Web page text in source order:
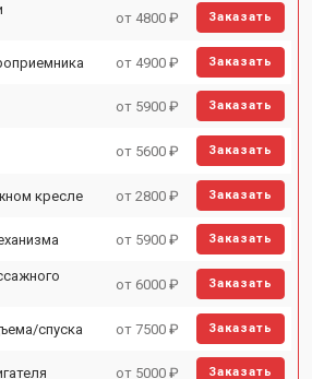
от 4800 ₽ Заказать
от 4900 ₽ Заказать
от 5900 ₽ Заказать
от 5600 ₽ Заказать
кресле от 2800 ₽ Заказать
от 5900 ₽ Заказать
от 6000 ₽ Заказать
спуска от 7500 ₽ Заказать
от 5000 ₽ Заказать